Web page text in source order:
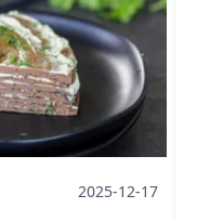
2025-12-17